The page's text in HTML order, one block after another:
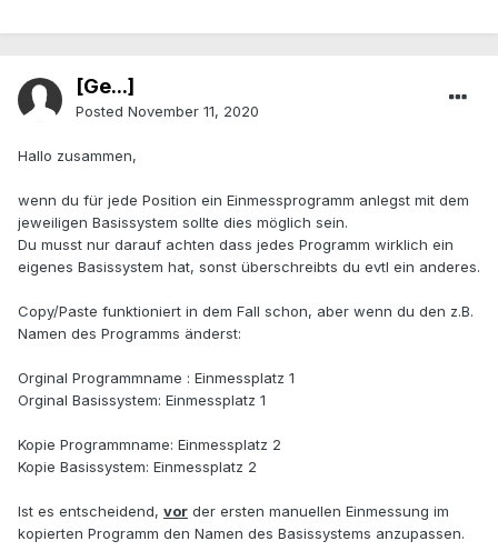
[Ge...]
Posted November 11, 2020
Hallo zusammen,
wenn du für jede Position ein Einmessprogramm anlegst mit dem
jeweiligen Basissystem sollte dies möglich sein.
Du musst nur darauf achten dass jedes Programm wirklich ein
eigenes Basissystem hat, sonst überschreibts du evtl ein anderes.
Copy/Paste funktioniert in dem Fall schon, aber wenn du den z.B.
Namen des Programms änderst:
Orginal Programmname : Einmessplatz 1
Orginal Basissystem: Einmessplatz 1
Kopie Programmname: Einmessplatz 2
Kopie Basissystem: Einmessplatz 2
Ist es entscheidend, vor der ersten manuellen Einmessung im
kopierten Programm den Namen des Basissystems anzupassen.